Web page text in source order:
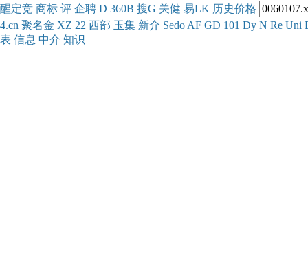
醒定竞 商标 评 企聘 D 360B 搜G 关健 易LK 历史价格
4.cn 聚名金 XZ 22 西部 玉集 新介 Sedo AF GD 101 Dy N Re Uni
表 信息 中介 知识